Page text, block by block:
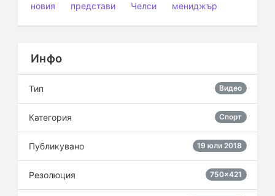
новия представи Челси мениджър
Инфо
Видео
Тип
Спорт
Категория
19 юли 2018
Публикувано
750×421
Резолюция